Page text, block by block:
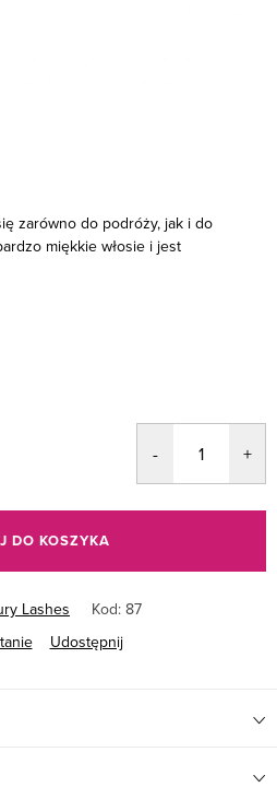
zarówno do podróży, jak i do
miękkie włosie i jest
DO KOSZYKA
Lashes Kod: 87
Udostępnij